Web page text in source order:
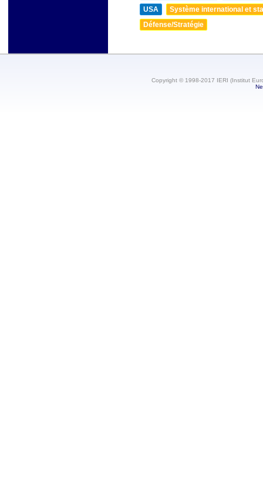
USA
Système international et
Défense/Stratégie
Copyright © 1998-2017 IERI (Institut